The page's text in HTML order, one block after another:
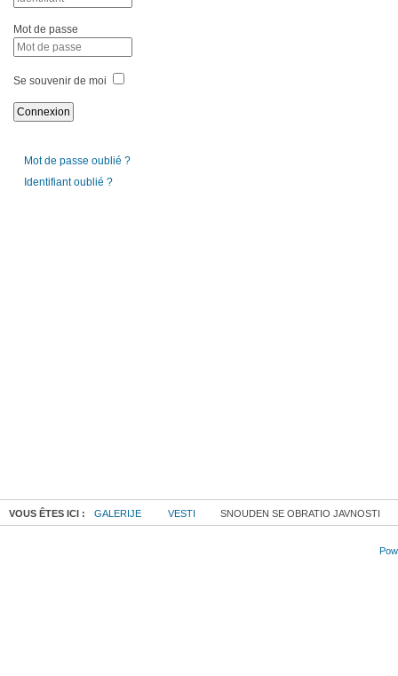
Mot de passe
Se souvenir de moi
Mot de passe oublié ?
Identifiant oublié ?
VOUS ÊTES ICI : GALERIJE VESTI SNOUDEN SE OBRATIO JAVNOSTI